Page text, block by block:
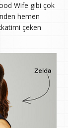
Wife gibi çok
hemen
çeken